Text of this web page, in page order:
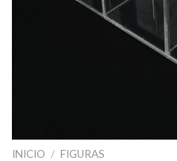
INICIO / FIGURAS